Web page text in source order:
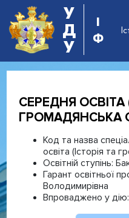
У
Д
У
І
Ф
СЕРЕДНЯ ОСВІТА
ГРОМАДЯНСЬКА
Код та назва
освіта (Історія та
Освітній ступінь:
Гарант освітньої
Володимирівна
Впроваджено у дію: